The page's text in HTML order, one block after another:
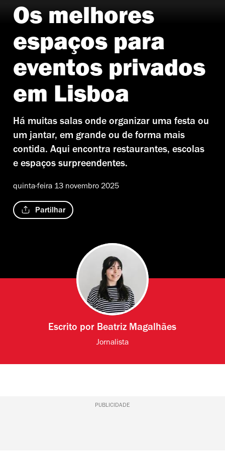
DR
Os melhores
espaços para
eventos privados
em Lisboa
Há muitas salas onde organizar uma festa ou
um jantar, em grande ou de forma mais
contida. Aqui encontra restaurantes, escolas
e espaços surpreendentes.
quinta-feira 13 novembro 2025
Partilhar
Escrito por Beatriz Magalhães
Jornalista
PUBLICIDADE